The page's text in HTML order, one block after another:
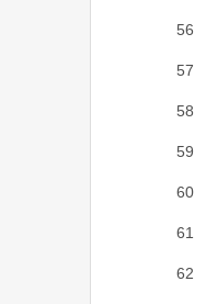
56
57
58
59
60
61
62